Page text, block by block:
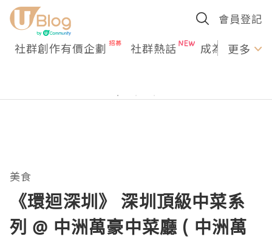
會員登記
社群創作有價企劃 社群熱話 成為U更多
美食
《環迴深圳》 深圳頂級中菜系
列 @ 中洲萬豪中菜廳 ( 中洲萬